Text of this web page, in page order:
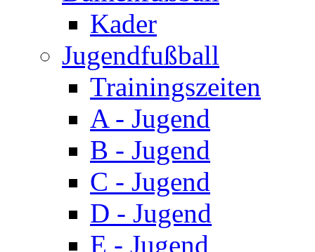
Kader
Jugendfußball
Trainingszeiten
A - Jugend
B - Jugend
C - Jugend
D - Jugend
E - Jugend